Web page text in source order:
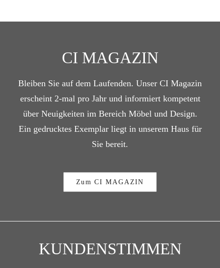
CI MAGAZIN
Bleiben Sie auf dem Laufenden. Unser CI Magazin
erscheint 2-mal pro Jahr und informiert kompetent
über Neuigkeiten im Bereich Möbel und Design.
Ein gedrucktes Exemplar liegt in unserem Haus für
Sie bereit.
Zum CI MAGAZIN
KUNDENSTIMMEN